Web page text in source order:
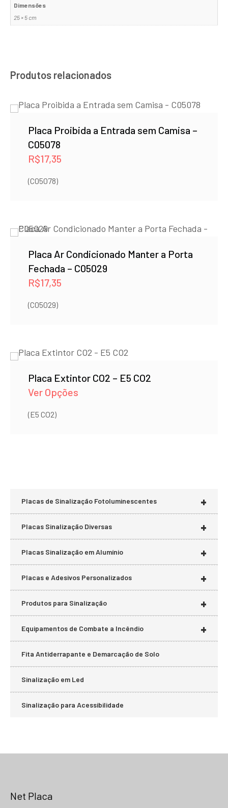
Dimensões
25 × 5 cm
Produtos relacionados
Placa Proibida a Entrada sem Camisa –
C05078
R$17,35
(C05078)
Placa Ar Condicionado Manter a Porta
Fechada – C05029
R$17,35
(C05029)
Placa Extintor CO2 – E5 CO2
Ver Opções
(E5 CO2)
+
Placas de Sinalização Fotoluminescentes
+
Placas Sinalização Diversas
+
Placas Sinalização em Alumínio
+
Placas e Adesivos Personalizados
+
Produtos para Sinalização
+
Equipamentos de Combate a Incêndio
Fita Antiderrapante e Demarcação de Solo
Sinalização em Led
Sinalização para Acessibilidade
Net Placa